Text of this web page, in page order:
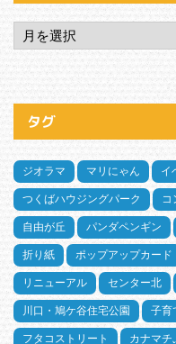
タグ
ジオラマ マリにゃん イ
つくばハウジングパーク コ
自由が丘 パンダペンギン
折り紙 ポップアップカード
リニューアル センター北
川口・鳩ケ谷住宅公園 子育
フタコストリート カナマチ